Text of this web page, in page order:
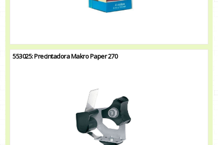
553025: Precintadora Makro Paper 270